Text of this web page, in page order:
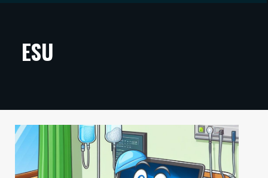
ARTIKKELIT
TECHBBS
TIETOA
HINTA.FI
ESU